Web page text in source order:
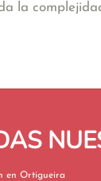
la
Causas de Desheredación en Ortigueira